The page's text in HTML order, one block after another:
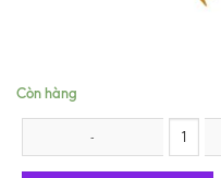
Còn hàng
Trở AMTRANS AMRT - 2W (carbon